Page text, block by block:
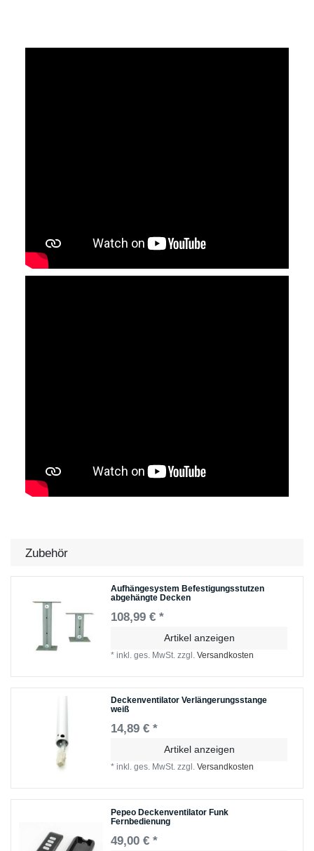
Zubehör
Aufhängesystem Befestigungsstutzen
abgehängte Decken
108,99 € *
Artikel anzeigen
*inkl. ges. MwSt. zzgl.Versandkosten
Deckenventilator Verlängerungsstange
weiß
14,89 € *
Artikel anzeigen
*inkl. ges. MwSt. zzgl.Versandkosten
Pepeo Deckenventilator Funk
Fernbedienung
49,00 € *